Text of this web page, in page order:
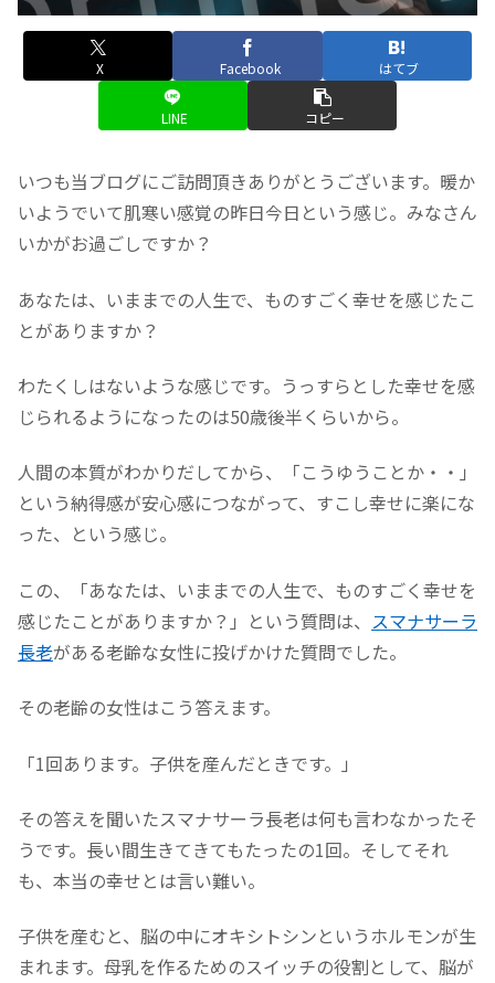
X Facebook はてブ
LINE コピー
いつも当ブログにご訪問頂きありがとうございます。暖か
いようでいて肌寒い感覚の昨日今日という感じ。みなさん
いかがお過ごしですか？
あなたは、いままでの人生で、ものすごく幸せを感じたこ
とがありますか？
わたくしはないような感じです。うっすらとした幸せを感
じられるようになったのは50歳後半くらいから。
人間の本質がわかりだしてから、「こうゆうことか・・」
という納得感が安心感につながって、すこし幸せに楽にな
った、という感じ。
この、「あなたは、いままでの人生で、ものすごく幸せを
感じたことがありますか？」という質問は、 スマナサーラ
長老がある老齢な女性に投げかけた質問でした。
その老齢の女性はこう答えます。
「1回あります。子供を産んだときです。」
その答えを聞いたスマナサーラ長老は何も言わなかったそ
うです。長い間生きてきてもたったの1回。そしてそれ
も、本当の幸せとは言い難い。
子供を産むと、脳の中にオキシトシンというホルモンが生
まれます。母乳を作るためのスイッチの役割として、脳が